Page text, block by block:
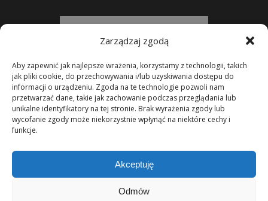
Zarządzaj zgodą
Aby zapewnić jak najlepsze wrażenia, korzystamy z technologii, takich
jak pliki cookie, do przechowywania i/lub uzyskiwania dostępu do
informacji o urządzeniu. Zgoda na te technologie pozwoli nam
przetwarzać dane, takie jak zachowanie podczas przeglądania lub
unikalne identyfikatory na tej stronie. Brak wyrażenia zgody lub
wycofanie zgody może niekorzystnie wpłynąć na niektóre cechy i
funkcje.
Akceptuję
Odmów
Menu Aktualności Atrakcje Rezerwuj Kontakt
Wykonanie FutureNET | Copyright © 2019 Majerzanka – Hotel i
Restauracja. All Rights Reserved.